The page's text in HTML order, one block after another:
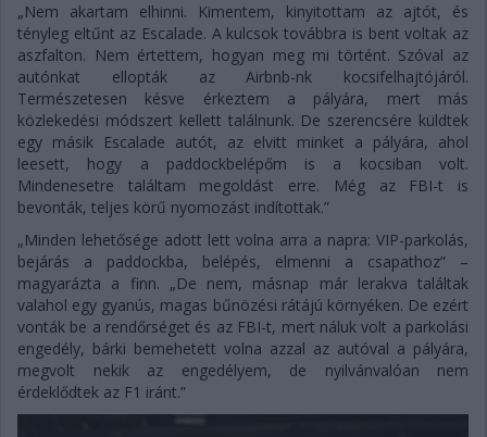
„Nem akartam elhinni. Kimentem, kinyitottam az ajtót, és
tényleg eltűnt az Escalade. A kulcsok továbbra is bent voltak az
aszfalton. Nem értettem, hogyan meg mi történt. Szóval az
autónkat ellopták az Airbnb-nk kocsifelhajtójáról.
Természetesen késve érkeztem a pályára, mert más
közlekedési módszert kellett találnunk. De szerencsére küldtek
egy másik Escalade autót, az elvitt minket a pályára, ahol
leesett, hogy a paddockbelépőm is a kocsiban volt.
Mindenesetre találtam megoldást erre. Még az FBI-t is
bevonták, teljes körű nyomozást indítottak.”
„Minden lehetősége adott lett volna arra a napra: VIP-parkolás,
bejárás a paddockba, belépés, elmenni a csapathoz” –
magyarázta a finn. „De nem, másnap már lerakva találtak
valahol egy gyanús, magas bűnözési rátájú környéken. De ezért
vonták be a rendőrséget és az FBI-t, mert náluk volt a parkolási
engedély, bárki bemehetett volna azzal az autóval a pályára,
megvolt nekik az engedélyem, de nyilvánvalóan nem
érdeklődtek az F1 iránt.”